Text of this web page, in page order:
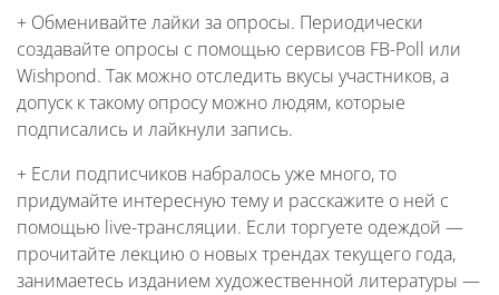
+ Обменивайте лайки за опросы. Периодически
создавайте опросы с помощью сервисов FB-Poll или
Wishpond. Так можно отследить вкусы участников, а
допуск к такому опросу можно людям, которые
подписались и лайкнули запись.
+ Если подписчиков набралось уже много, то
придумайте интересную тему и расскажите о ней с
помощью live-трансляции. Если торгуете одеждой —
прочитайте лекцию о новых трендах текущего года,
занимаетесь изданием художественной литературы —